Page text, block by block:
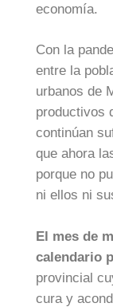
economía.
Con la
entre la
urbanos de
productivos
continúan
que ahora
porque no
ni ellos ni
El mes de
calendario
provincial
cura y